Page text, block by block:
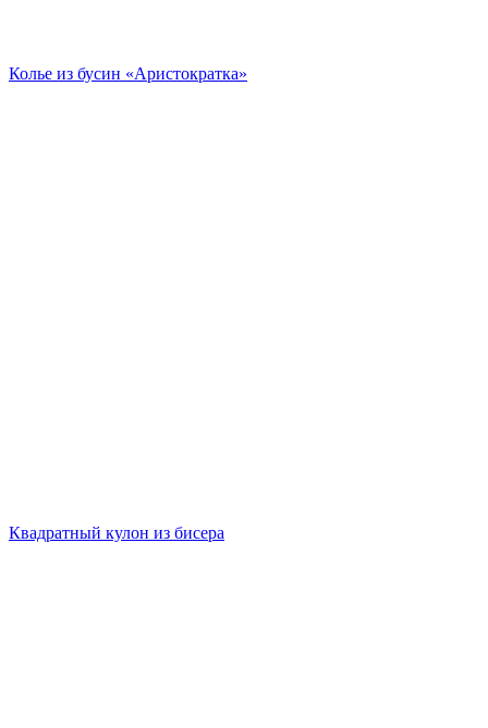
Колье из бусин «Аристократка»
Квадратный кулон из бисера